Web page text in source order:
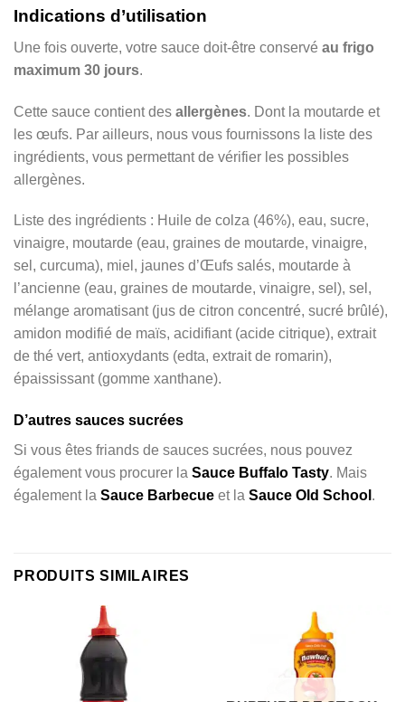
Indications d’utilisation
Une fois ouverte, votre sauce doit-être conservé au frigo
maximum 30 jours.
Cette sauce contient des allergènes. Dont la moutarde et
les œufs. Par ailleurs, nous vous fournissons la liste des
ingrédients, vous permettant de vérifier les possibles
allergènes.
Liste des ingrédients : Huile de colza (46%), eau, sucre,
vinaigre, moutarde (eau, graines de moutarde, vinaigre,
sel, curcuma), miel, jaunes d’Œufs salés, moutarde à
l’ancienne (eau, graines de moutarde, vinaigre, sel), sel,
mélange aromatisant (jus de citron concentré, sucré brûlé),
amidon modifié de maïs, acidifiant (acide citrique), extrait
de thé vert, antioxydants (edta, extrait de romarin),
épaississant (gomme xanthane).
D’autres sauces sucrées
Si vous êtes friands de sauces sucrées, nous pouvez
également vous procurer la Sauce Buffalo Tasty. Mais
également la Sauce Barbecue et la Sauce Old School .
PRODUITS SIMILAIRES